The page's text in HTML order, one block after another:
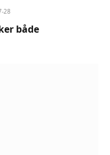
28
både